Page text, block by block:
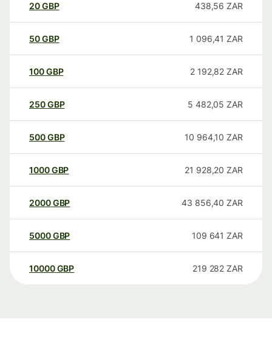
20GBP 438,56 ZAR
50GBP 1 096,41 ZAR
100GBP 2 192,82 ZAR
250GBP 5 482,05 ZAR
500GBP 10 964,10 ZAR
1000GBP 21 928,20 ZAR
2000GBP 43 856,40 ZAR
5000GBP 109 641 ZAR
10000 GBP 219 282 ZAR